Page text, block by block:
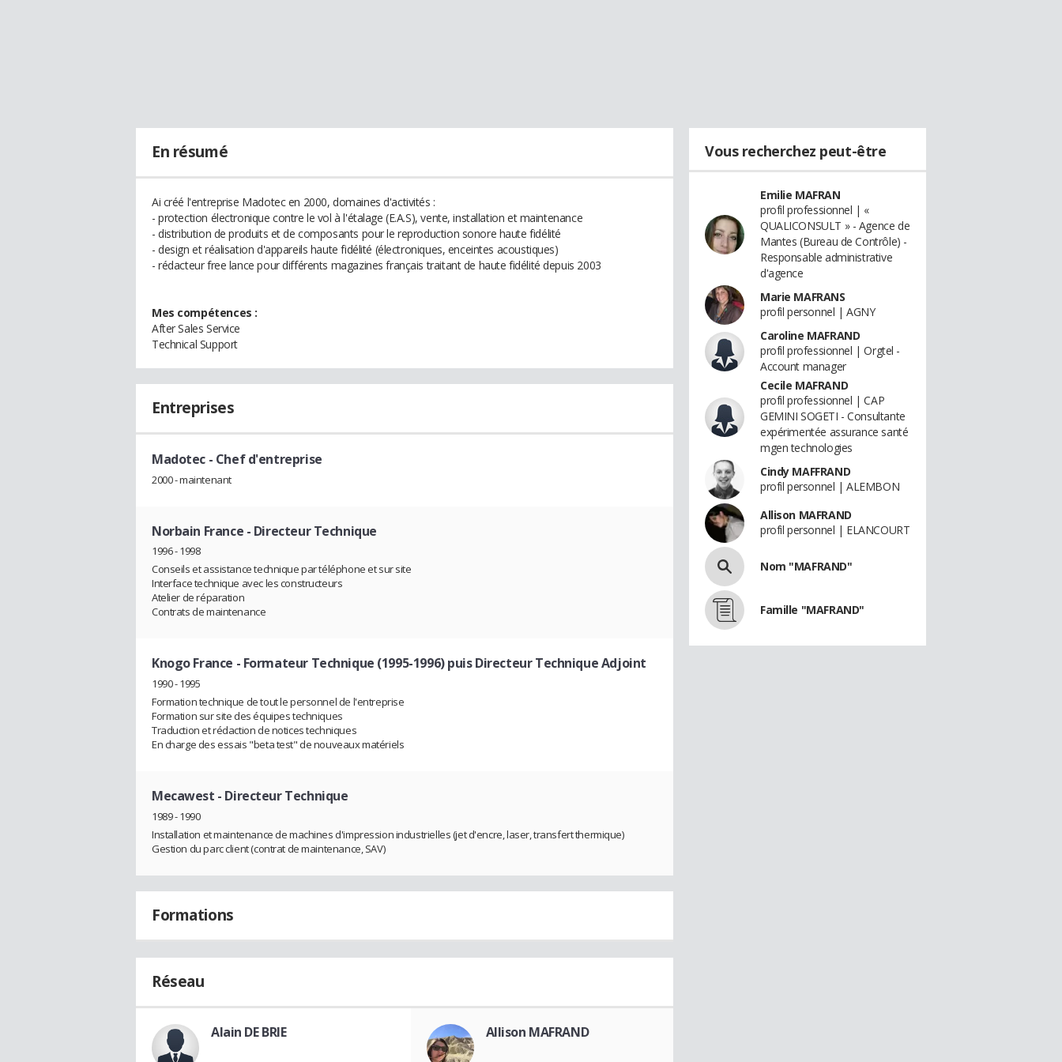
En résumé
Ai créé l'entreprise Madotec en 2000, domaines d'activités :
- protection électronique contre le vol à l'étalage (E.A.S), vente, installation et maintenance
- distribution de produits et de composants pour le reproduction sonore haute fidélité
- design et réalisation d'appareils haute fidélité (électroniques, enceintes acoustiques)
- rédacteur free lance pour différents magazines français traitant de haute fidélité depuis 2003
Mes compétences :
After Sales Service
Technical Support
Entreprises
Madotec - Chef d'entreprise
2000 - maintenant
Norbain France - Directeur Technique
1996 - 1998
Conseils et assistance technique par téléphone et sur site
Interface technique avec les constructeurs
Atelier de réparation
Contrats de maintenance
Knogo France - Formateur Technique (1995-1996) puis Directeur Technique Adjoint
1990 - 1995
Formation technique de tout le personnel de l'entreprise
Formation sur site des équipes techniques
Traduction et rédaction de notices techniques
En charge des essais "beta test" de nouveaux matériels
Mecawest - Directeur Technique
1989 - 1990
Installation et maintenance de machines d'impression industrielles (jet d'encre, laser, transfert thermique)
Gestion du parc client (contrat de maintenance, SAV)
Formations
Réseau
Alain DE BRIE Allison MAFRAND
Vous recherchez peut-être
Emilie MAFRAN
profil professionnel | «
QUALICONSULT » - Agence de
Mantes (Bureau de Contrôle) -
Responsable administrative
d'agence
Marie MAFRANS
profil personnel | AGNY
Caroline MAFRAND
profil professionnel | Orgtel -
Account manager
Cecile MAFRAND
profil professionnel | CAP
GEMINI SOGETI - Consultante
expérimentée assurance santé
mgen technologies
Cindy MAFFRAND
profil personnel | ALEMBON
Allison MAFRAND
profil personnel | ELANCOURT
Nom "MAFRAND"
Famille "MAFRAND"